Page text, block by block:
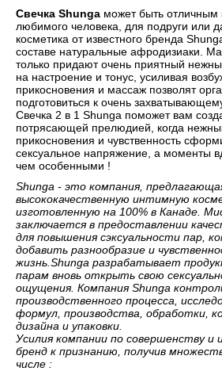
Свечка Shunga может быть
любимого человека, для подруги или
косметика от известного бренда
составе натуральные афродизиаки.
только придают очень приятный
на настроение и тонус, усиливая
прикосновения и массаж позволят
подготовиться к очень
Свечка 2 в 1 Shunga поможет вам
потрясающей прелюдией, когда
прикосновения и чувственность
сексуальное напряжение, а моменты
чем особенными !
Shunga - это компания,
высококачественную интимную
изготовленную на 100% в Канаде.
заключается в предоставлении
для повышения сэксуальности пар,
добавить разнообразие и
жизнь.Shunga разрабатывает
парам вновь открыть свою
ощущения. Компания Shunga
производственного процесса,
формул, производства, обработки,
дизайна и упаковки.
Усилия компании по совершенству и
бренд к признанию, получив
числе :